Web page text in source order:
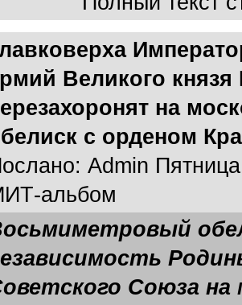
Великого
на
с орденом
Admin
альбом
Союза